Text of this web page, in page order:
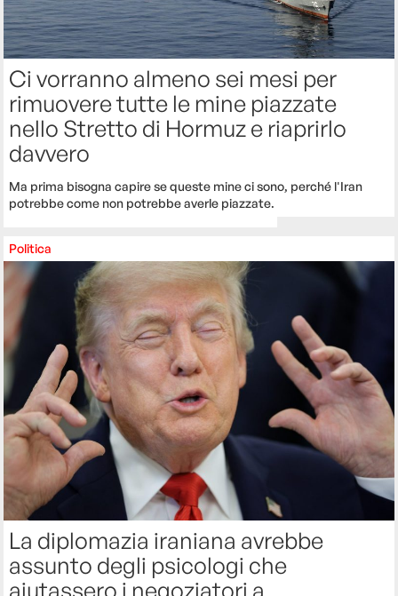
Ci vorranno almeno sei mesi per
rimuovere tutte le mine piazzate
nello Stretto di Hormuz e riaprirlo
davvero
Ma prima bisogna capire se queste mine ci sono, perché l'Iran
potrebbe come non potrebbe averle piazzate.
Politica
La diplomazia iraniana avrebbe
assunto degli psicologi che
aiutassero i negoziatori a